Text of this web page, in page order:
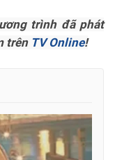
trình đã phát
trên TV Online!